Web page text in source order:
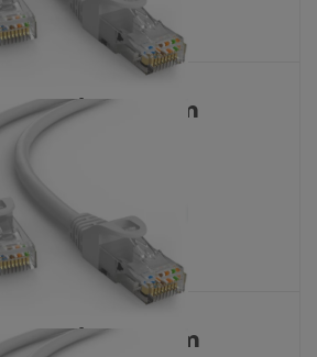
AN-S/FTP 0,25m
KATALOŠKI BROJ: 8533
AN-S/FTP 0,50m